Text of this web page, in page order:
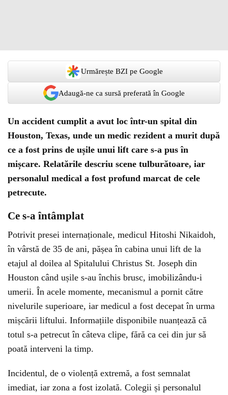
Urmărește BZI pe Google
Adaugă-ne ca sursă preferată în Google
Un accident cumplit a avut loc într-un spital din
Houston, Texas, unde un medic rezident a murit după
ce a fost prins de ușile unui lift care s-a pus în
mișcare. Relatările descriu scene tulburătoare, iar
personalul medical a fost profund marcat de cele
petrecute.
Ce s-a întâmplat
Potrivit presei internaționale, medicul Hitoshi Nikaidoh,
în vârstă de 35 de ani, pășea în cabina unui lift de la
etajul al doilea al Spitalului Christus St. Joseph din
Houston când ușile s-au închis brusc, imobilizându-i
umerii. În acele momente, mecanismul a pornit către
nivelurile superioare, iar medicul a fost decepat în urma
mișcării liftului. Informațiile disponibile nuanțează că
totul s-a petrecut în câteva clipe, fără ca cei din jur să
poată interveni la timp.
Incidentul, de o violență extremă, a fost semnalat
imediat, iar zona a fost izolată. Colegii și personalul